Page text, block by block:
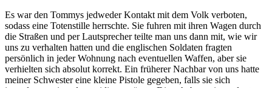
Es war den Tommys jedweder Kontakt mit dem Volk verboten,
sodass eine Totenstille herrschte. Sie fuhren mit ihren Wagen durch
die Straßen und per Lautsprecher teilte man uns dann mit, wie wir
uns zu verhalten hatten und die englischen Soldaten fragten
persönlich in jeder Wohnung nach eventuellen Waffen, aber sie
verhielten sich absolut korrekt. Ein früherer Nachbar von uns hatte
meiner Schwester eine kleine Pistole gegeben, falls sie sich